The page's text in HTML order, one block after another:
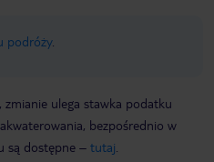
podróży.
ulega stawka podatku
bezpośrednio w
są dostępne – tutaj